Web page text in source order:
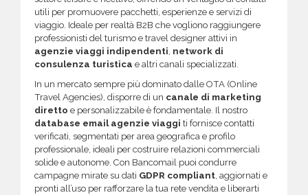
utili per promuovere pacchetti, esperienze e servizi di
viaggio. Ideale per realtà B2B che vogliono raggiungere
professionisti del turismo e travel designer attivi in
agenzie viaggi indipendenti, network di
consulenza turistica e altri canali specializzati.
In un mercato sempre più dominato dalle OTA (Online
Travel Agencies), disporre di un canale di marketing
diretto e personalizzabile è fondamentale. Il nostro
database email agenzie viaggi ti fornisce contatti
verificati, segmentati per area geografica e profilo
professionale, ideali per costruire relazioni commerciali
solide e autonome. Con Bancomail puoi condurre
campagne mirate su dati GDPR compliant, aggiornati e
pronti all’uso per rafforzare la tua rete vendita e liberarti